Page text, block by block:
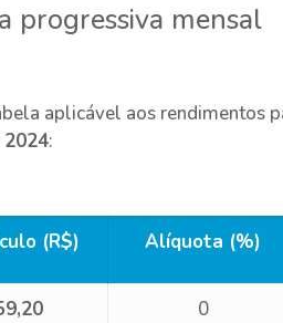
progressiva mensal
aplicável aos rendimentos
:
(R$) Alíquota (%)
0